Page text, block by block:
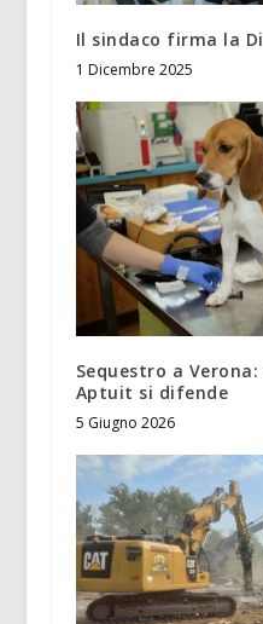
Il sindaco firma la
1 Dicembre 2025
Sequestro a
Aptuit si difende
5 Giugno 2026